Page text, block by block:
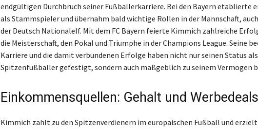
endgültigen Durchbruch seiner Fußballerkarriere. Bei den Bayern etablierte
als Stammspieler und übernahm bald wichtige Rollen in der Mannschaft,
der Deutsch Nationalelf. Mit dem FC Bayern feierte Kimmich zahlreiche
die Meisterschaft, den Pokal und Triumphe in der Champions League. Seine
Karriere und die damit verbundenen Erfolge haben nicht nur seinen Status als
Spitzenfußballer gefestigt, sondern auch maßgeblich zu seinem Vermögen
Einkommensquellen: Gehalt und Werbedeals
Kimmich zählt zu den Spitzenverdienern im europäischen Fußball und